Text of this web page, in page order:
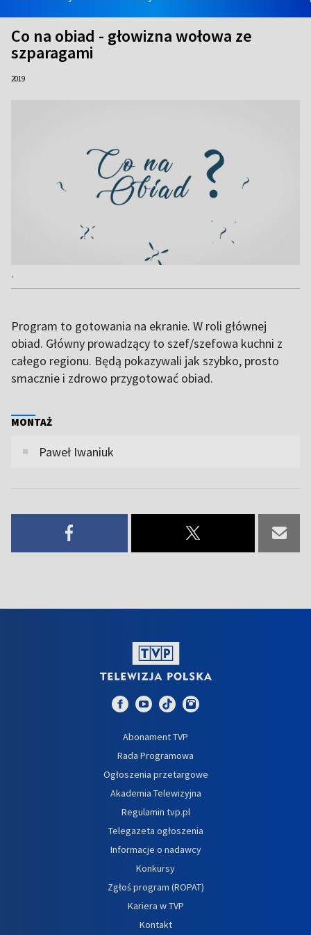
Co na obiad - głowizna wołowa ze
szparagami
2019
.
Program to gotowania na ekranie. W roli głównej
obiad. Główny prowadzący to szef/szefowa kuchni z
całego regionu. Będą pokazywali jak szybko, prosto
smacznie i zdrowo przygotować obiad.
MONTAŻ
Paweł Iwaniuk
Abonament TVP
Rada Programowa
Ogłoszenia przetargowe
Akademia Telewizyjna
Regulamin tvp.pl
Telegazeta ogłoszenia
Informacje o nadawcy
Konkursy
Zgłoś program (ROPAT)
Kariera w TVP
Kontakt